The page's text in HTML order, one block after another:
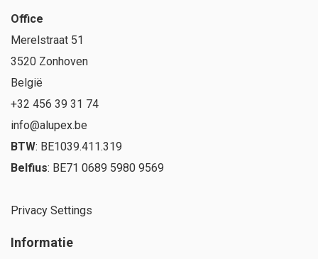
Office
Merelstraat 51
3520 Zonhoven
België
+32 456 39 31 74
info@alupex.be
BTW: BE1039.411.319
Belfius: BE71 0689 5980 9569
Privacy Settings
Informatie